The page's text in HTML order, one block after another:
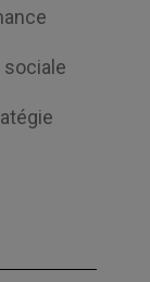
sociale